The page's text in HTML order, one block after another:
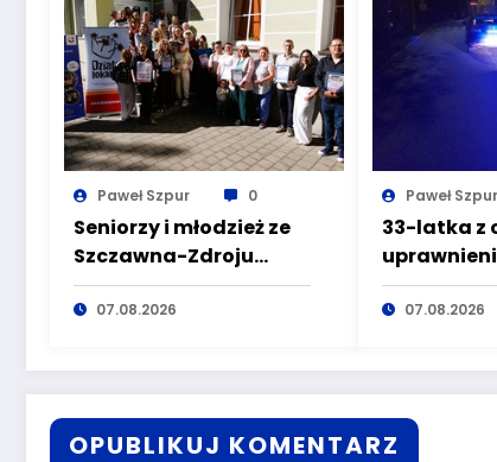
Paweł Szpur 0
Seniorzy i młodzież ze
Szczawna-Zdroju
wspólnie przeciw
dezinformacji i
07.08.2026
Paweł Szpur
33-latka z
07.08.2026
OPUBLIKUJ KOMENTARZ